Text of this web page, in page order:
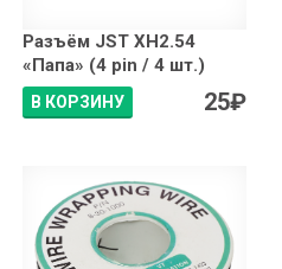
Разъём JST XH2.54
«Папа» (4 pin / 4 шт.)
В КОРЗИНУ 25₽